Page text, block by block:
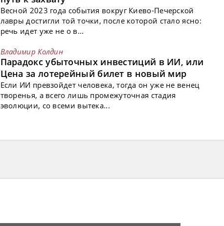
Весной 2023 года события вокруг Киево-Печерской
лавры достигли той точки, после которой стало ясно:
речь идет уже не о в...
Владимир Колдин
Парадокс убыточных инвестиций в ИИ, или
Цена за лотерейный билет в новый мир
Если ИИ превзойдет человека, тогда он уже не венец
творенья, а всего лишь промежуточная стадия
эволюции, со всеми вытека...